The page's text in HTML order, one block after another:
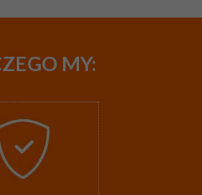
MY: